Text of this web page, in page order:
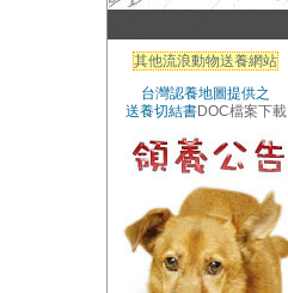
其他流浪動物送養網站
台灣認養地圖提供之
送養切結書DOC檔案下載